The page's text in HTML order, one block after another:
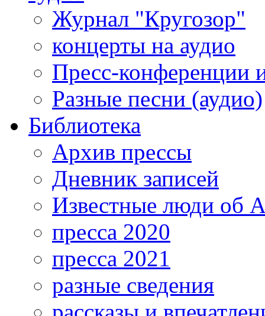
Журнал "Кругозор"
концерты на аудио
Пресс-конференции
Разные песни (аудио)
Библиотека
Архив прессы
Дневник записей
Известные люди об
пресса 2020
пресса 2021
разные сведения